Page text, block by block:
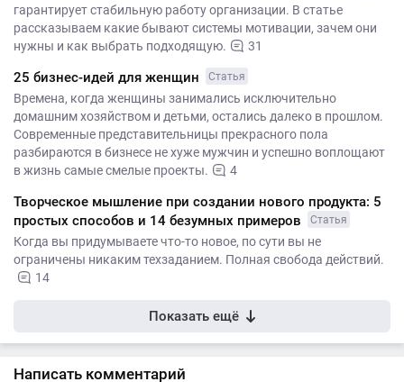
гарантирует стабильную работу организации. В статье
рассказываем какие бывают системы мотивации, зачем они
нужны и как выбрать подходящую.
31
25 бизнес-идей для женщин Статья
Времена, когда женщины занимались исключительно
домашним хозяйством и детьми, остались далеко в прошлом.
Современные представительницы прекрасного пола
разбираются в бизнесе не хуже мужчин и успешно воплощают
в жизнь самые смелые проекты.
4
Творческое мышление при создании нового продукта: 5
простых способов и 14 безумных примеров
Статья
Когда вы придумываете что-то новое, по сути вы не
ограничены никаким техзаданием. Полная свобода действий.
14
Показать ещё
Написать комментарий